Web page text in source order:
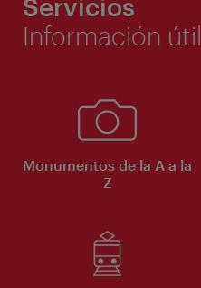
Servicios
Información útil
Monumentos de la A a la
Z